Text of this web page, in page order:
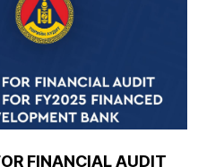
FINANCIAL AUDIT